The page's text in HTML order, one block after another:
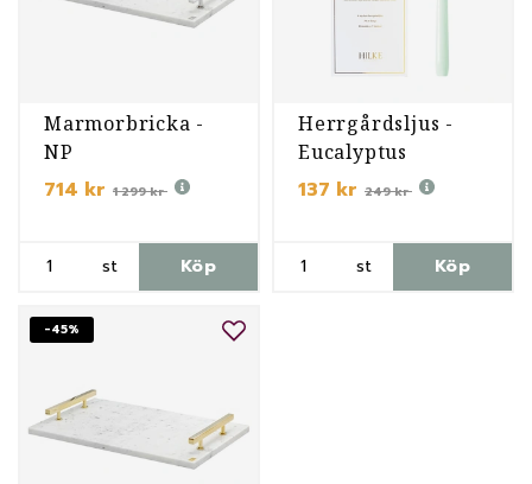
Marmorbricka -
NP
714 kr 1 299 kr
st Köp
Herrgårdsljus -
Eucalyptus
137 kr 249 kr
st Köp
-45%